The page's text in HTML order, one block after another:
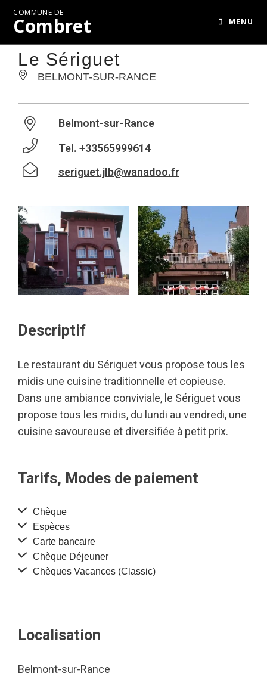
COMMUNE DE
Combret MENU
Le Sériguet
BELMONT-SUR-RANCE
Belmont-sur-Rance
Tel. +33565999614
seriguet.jlb@wanadoo.fr
Descriptif
Le restaurant du Sériguet vous propose tous les
midis une cuisine traditionnelle et copieuse.
Dans une ambiance conviviale, le Sériguet vous
propose tous les midis, du lundi au vendredi, une
cuisine savoureuse et diversifiée à petit prix.
Tarifs, Modes de paiement
Chèque
Espèces
Carte bancaire
Chèque Déjeuner
Chèques Vacances (Classic)
Localisation
Belmont-sur-Rance